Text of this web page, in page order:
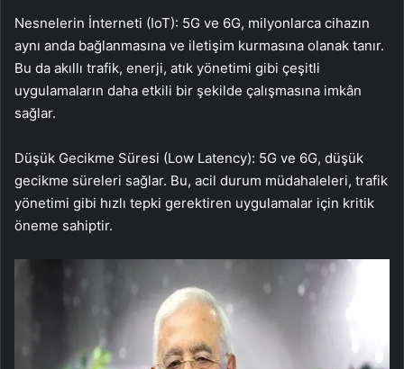
Nesnelerin İnterneti (IoT): 5G ve 6G, milyonlarca cihazın
aynı anda bağlanmasına ve iletişim kurmasına olanak tanır.
Bu da akıllı trafik, enerji, atık yönetimi gibi çeşitli
uygulamaların daha etkili bir şekilde çalışmasına imkân
sağlar.
Düşük Gecikme Süresi (Low Latency): 5G ve 6G, düşük
gecikme süreleri sağlar. Bu, acil durum müdahaleleri, trafik
yönetimi gibi hızlı tepki gerektiren uygulamalar için kritik
öneme sahiptir.